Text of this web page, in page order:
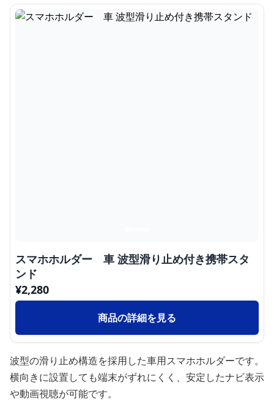
スマホホルダー 車 波型滑り止め付き携帯スタ
ンド
¥2,280
商品の詳細を見る
波型の滑り止め構造を採用した車用スマホホルダーです。
横向きに設置しても端末がずれにくく、安定したナビ表示
や動画視聴が可能です。